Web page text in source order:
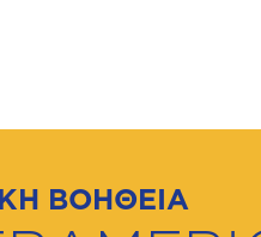
ΒΟΗΘΕΙΑ